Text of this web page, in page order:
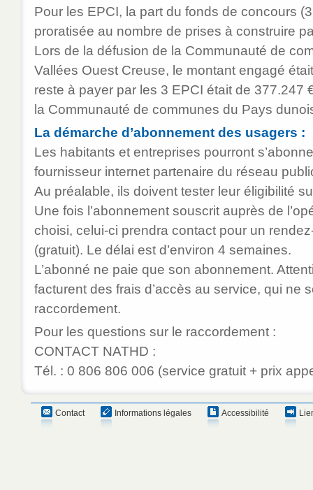
Pour les EPCI, la part du fonds de concours
proratisée au nombre de prises à construire
Lors de la défusion de la Communauté de
Vallées Ouest Creuse, le montant engagé
reste à payer par les 3 EPCI était de 377.247
la Communauté de communes du Pays
La démarche d’abonnement des usagers :
Les habitants et entreprises pourront
fournisseur internet partenaire du réseau
Au préalable, ils doivent tester leur éligibilité
Une fois l’abonnement souscrit auprès de
choisi, celui-ci prendra contact pour un
(gratuit). Le délai est d’environ 4 semaines.
L’abonné ne paie que son abonnement.
facturent des frais d’accès au service, qui ne
raccordement.
Pour les questions sur le raccordement :
CONTACT NATHD :
Tél. : 0 806 806 006 (service gratuit + prix
Contact Informations légales Accessibilité